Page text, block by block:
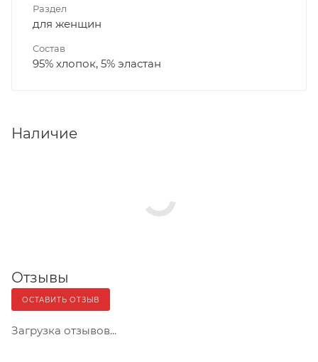
Раздел
для женщин
Состав
95% хлопок, 5% эластан
Наличие
Отзывы
ОСТАВИТЬ ОТЗЫВ
Загрузка отзывов...